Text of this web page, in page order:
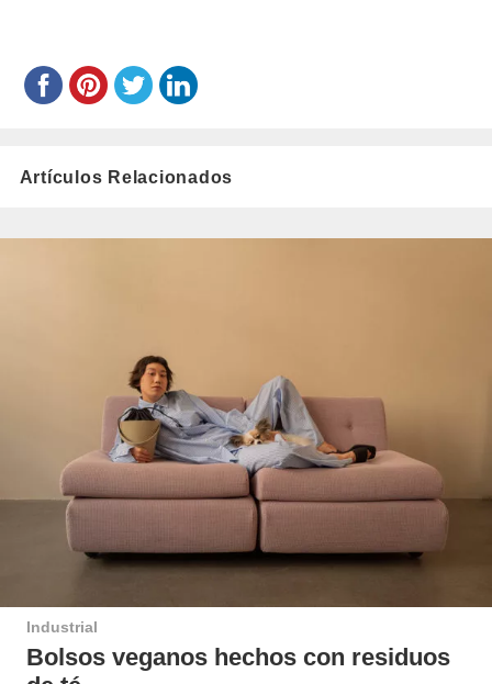
Artículos Relacionados
Industrial
Bolsos veganos hechos con residuos